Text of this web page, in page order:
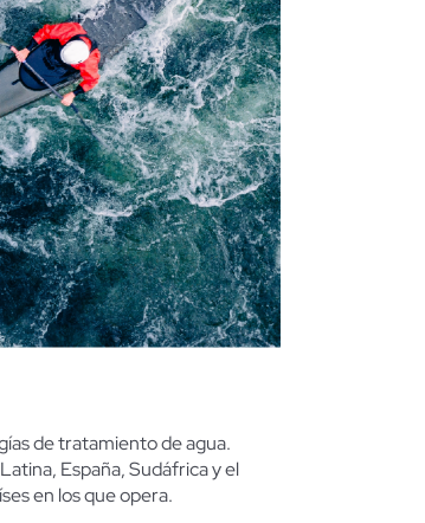
de tratamiento de agua.
Latina, España, Sudáfrica y el
en los que opera.